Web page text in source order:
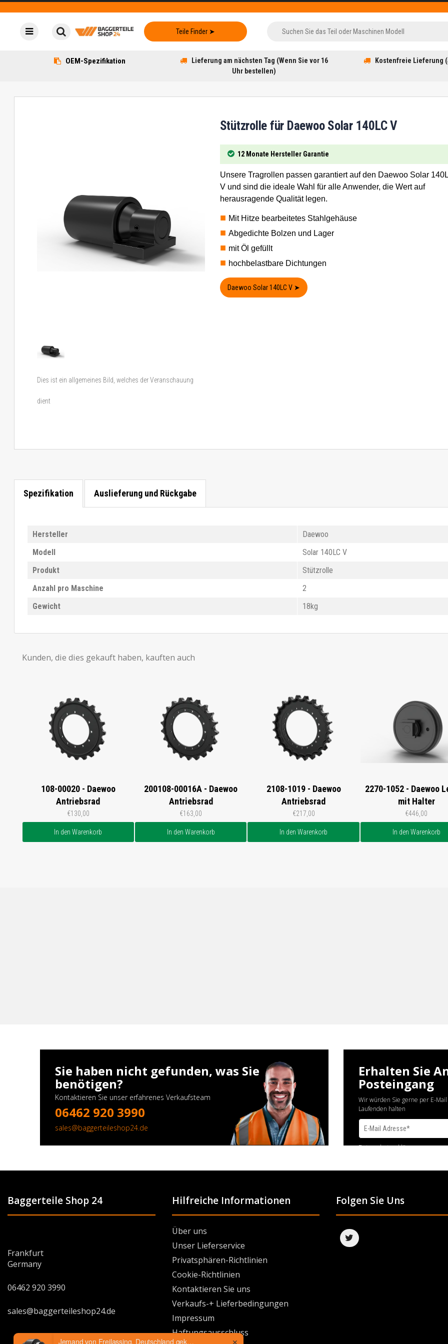
OEM-Spezifikation
Lieferung am nächsten Tag (Wenn Sie vor 16
Uhr bestellen)
Kostenfreie Lieferung
Dies ist ein allgemeines Bild, welches der Veranschauung
dient
Stützrolle für Daewoo Solar 140LC V
12 Monate Hersteller Garantie
Unsere Tragrollen passen garantiert auf den Daewoo Solar
V und sind die ideale Wahl für alle Anwender, die Wert auf
herausragende Qualität legen.
Mit Hitze bearbeitetes Stahlgehäuse
Abgedichte Bolzen und Lager
mit Öl gefüllt
hochbelastbare Dichtungen
Daewoo Solar 140LC V ➤
Spezifikation Auslieferung und Rückgabe
Hersteller
Daewoo
Modell
Solar 140LC V
Produkt
Stützrolle
Anzahl pro Maschine
2
Gewicht
18kg
Kunden, die dies gekauft haben, kauften auch
108-00020 - Daewoo
Antriebsrad
€130,00
In den Warenkorb
200108-00016A - Daewoo
Antriebsrad
€163,00
In den Warenkorb
2108-1019 - Daewoo
Antriebsrad
€217,00
In den Warenkorb
2270-1052 - Daewoo
mit Halter
€446,00
In den Warenkorb
Sie haben nicht gefunden, was Sie
benötigen?
Kontaktieren Sie unser erfahrenes Verkaufsteam
06462 920 3990
sales@baggerteileshop24.de
Erhalten Sie
Posteingang
Wir würden Sie gerne per E-
Laufenden halten
Datenschutzerklärung
Baggerteile Shop 24
Frankfurt
Germany
06462 920 3990
sales@baggerteileshop24.de
Hilfreiche Informationen
Über uns
Unser Lieferservice
Privatsphären-Richtlinien
Cookie-Richtlinien
Kontaktieren Sie uns
Verkaufs-+ Lieferbedingungen
Impressum
Haftungsausschluss
Folgen Sie Uns